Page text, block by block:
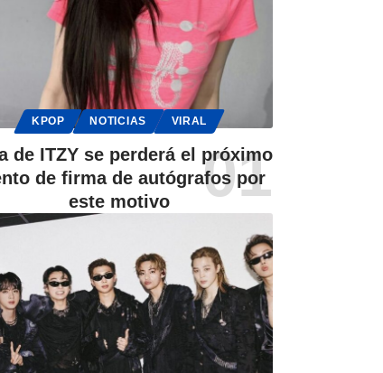
KPOP NOTICIAS VIRAL
de ITZY se perderá el próximo
de firma de autógrafos por
este motivo